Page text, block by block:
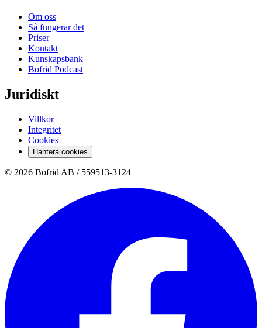
Om oss
Så fungerar det
Priser
Kontakt
Kunskapsbank
Bofrid Podcast
Juridiskt
Villkor
Integritet
Cookies
Hantera cookies
© 2026 Bofrid AB / 559513-3124